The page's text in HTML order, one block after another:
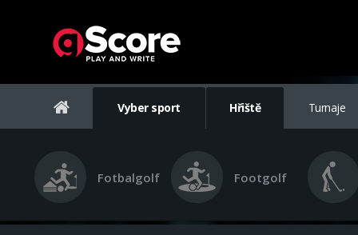
Vyber sport Hřiště Turnaje
Fotbalgolf Footgolf